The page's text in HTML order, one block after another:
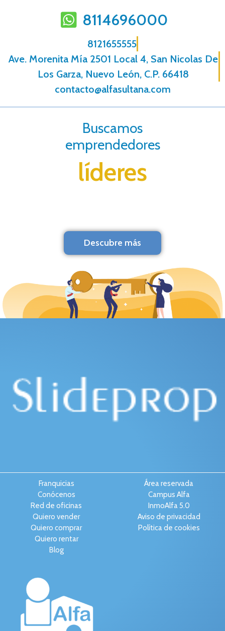
8114696000
8121655555
Ave. Morenita Mí­a 2501 Local 4, San Nicolas De
Los Garza, Nuevo León, C.P. 66418
contacto@alfasultana.com
Buscamos
emprendedores
líderes
Descubre más
Franquicias
Conócenos
Red de oficinas
Quiero vender
Quiero comprar
Quiero rentar
Blog
Área reservada
Campus Alfa
InmoAlfa 5.0
Aviso de privacidad
Política de cookies